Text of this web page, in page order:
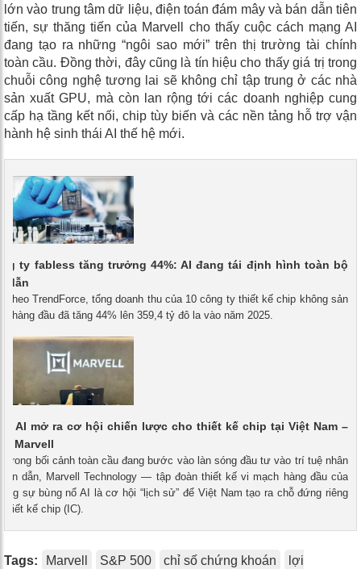
lớn vào trung tâm dữ liệu, điện toán đám mây và bán dẫn tiên
tiến, sự thăng tiến của Marvell cho thấy cuộc cách mạng AI
đang tạo ra những “ngôi sao mới” trên thị trường tài chính
toàn cầu. Đồng thời, đây cũng là tín hiệu cho thấy giá trị trong
chuỗi công nghệ tương lai sẽ không chỉ tập trung ở các nhà
sản xuất GPU, mà còn lan rộng tới các doanh nghiệp cung
cấp hạ tầng kết nối, chip tùy biến và các nền tảng hỗ trợ vận
hành hệ sinh thái AI thế hệ mới.
ty fabless tăng trưởng 44%: AI đang tái định hình toàn bộ
dẫn
Theo TrendForce, tổng doanh thu của 10 công ty thiết kế chip không sản
hàng đầu đã tăng 44% lên 359,4 tỷ đô la vào năm 2025.
AI mở ra cơ hội chiến lược cho thiết kế chip tại Việt Nam –
Marvell
Trong bối cảnh toàn cầu đang bước vào làn sóng đầu tư vào trí tuệ nhân
dẫn, Marvell Technology — tập đoàn thiết kế vi mạch hàng đầu của
sự bùng nổ AI là cơ hội “lịch sử” để Việt Nam tạo ra chỗ đứng riêng
kế chip (IC).
Tags: Marvell S&P 500 chỉ số chứng khoán lợi